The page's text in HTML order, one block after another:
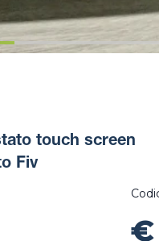
touch screen
Fiv
€